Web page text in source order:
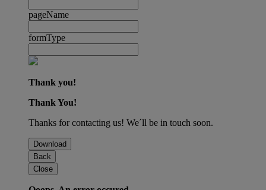
pageName
formType
Thank you!
Thank You!
Thanks for contacting us! We´ll be in touch soon.
Download
Back
Close